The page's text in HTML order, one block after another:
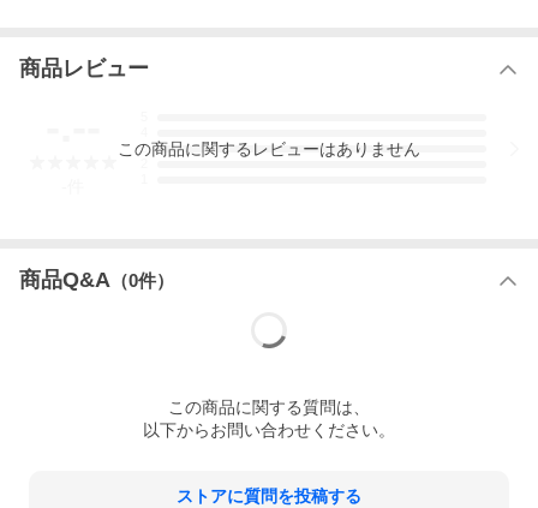
シングル
190×210cm
クイーン
210×210cm
商品レビュー
3
この商品に関するレビューはありません
商品Q&A （0件）
この商品に関する質問は、
以下からお問い合わせください。
ストアに質問を投稿する